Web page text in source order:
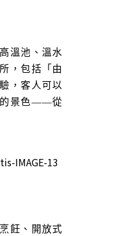
溫池、溫水
，包括「由
，客人可以
的景色——從
飪、開放式